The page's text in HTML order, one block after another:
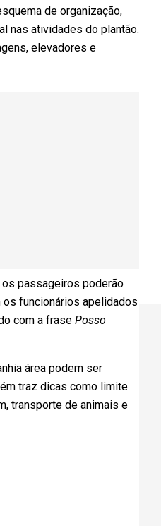
de organização,
nas atividades do plantão.
elevadores e
passageiros poderão
funcionários apelidados
com a frase Posso
área podem ser
traz dicas como limite
transporte de animais e